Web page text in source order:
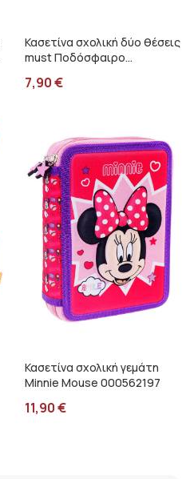
Κασετίνα σχολική δύο θέσεις
must Ποδόσφαιρο
7,90€
Κασετίνα σχολική γεμάτη
Minnie Mouse 000562197
11,90€